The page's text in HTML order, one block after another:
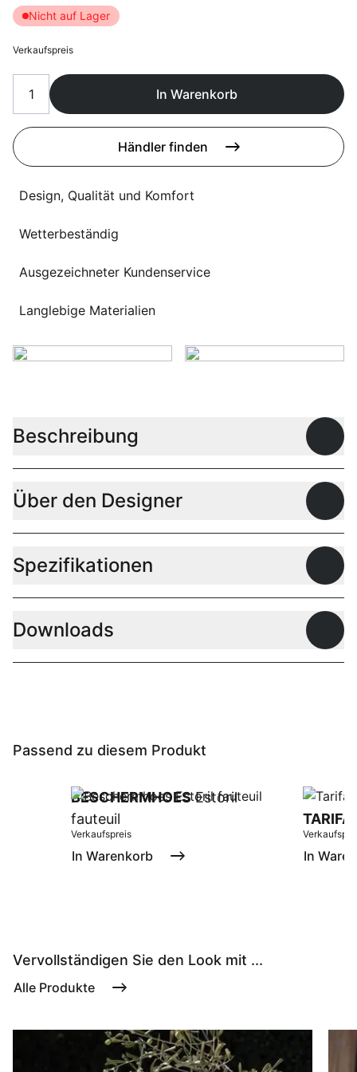
Sprachwahl
Nicht auf Lager
Verkaufspreis
In Warenkorb
Händler finden
Design, Qualität und Komfort
Wetterbeständig
Ausgezeichneter Kundenservice
Langlebige Materialien
Beschreibung
Über den Designer
Spezifikationen
Downloads
Passend zu diesem Produkt
BESCHERMHOESEstoril
fauteuil
Verkaufspreis
In Warenkorb
TARIFA
In
Vervollständigen Sie den Look mit ...
Alle Produkte